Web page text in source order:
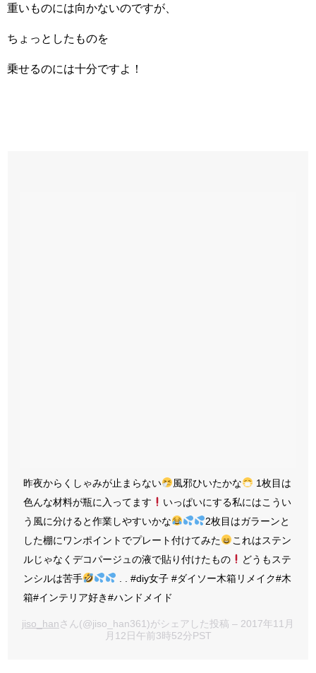
重いものには向かないのですが、
ちょっとしたものを
乗せるのには十分ですよ！
昨夜からくしゃみが止まらない 風邪ひいたかな
1枚目は
色んな材料が瓶に入ってます
いっぱいにする私にはこうい
う風に分けると作業しやすいかな
2枚目はガラーンと
した棚にワンポイントでプレート付けてみた
これはステン
ルじゃなくデコパージュの液で貼り付けたもの
どうもステ
ンシルは苦手
. . #diy女子 #ダイソー木箱リメイク#木
箱#インテリア好き#ハンドメイド
jiso_hanさん(@jiso_han361)がシェアした投稿 – 2017年11月
月12日午前3時52分PST